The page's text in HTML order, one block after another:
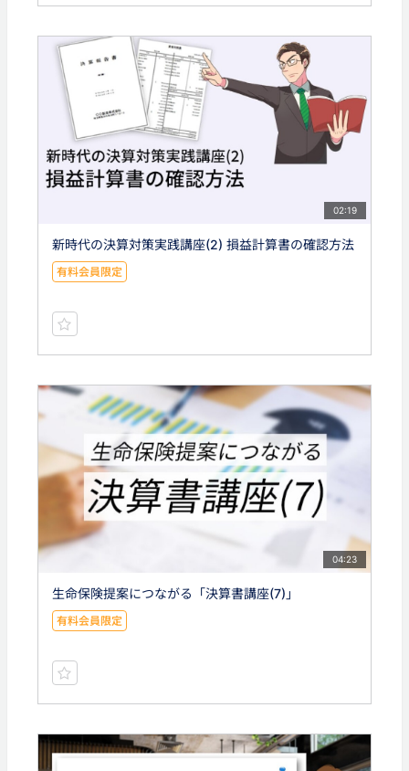
02:19
新時代の決算対策実践講座(2) 損益計算書の確認方法
有料会員限定
04:23
生命保険提案につながる「決算書講座(7)」
有料会員限定